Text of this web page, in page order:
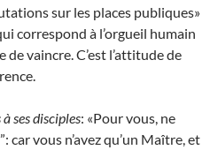
sur les places publiques»
correspond à l’orgueil humain
de vaincre. C’est l’attitude de
à ses disciples: «Pour vous, ne
car vous n’avez qu’un Maître, et